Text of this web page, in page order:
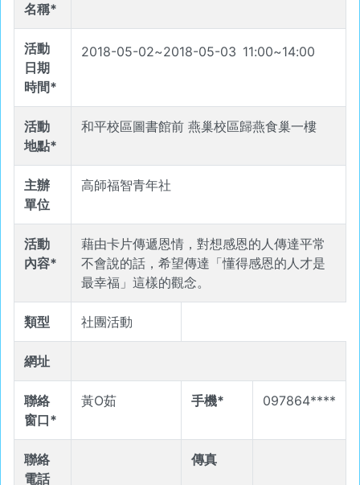
名稱*
活動
日期
時間*
2018-05-02~2018-05-03 11:00~14:00
活動
地點*
和平校區圖書館前 燕巢校區歸燕食巢一樓
主辦
單位
高師福智青年社
活動
內容*
藉由卡片傳遞恩情，對想感恩的人傳達平常
不會說的話，希望傳達「懂得感恩的人才是
最幸福」這樣的觀念。
類型 社團活動
網址
聯絡
窗口*
黃O茹 手機* 097864****
聯絡
電話
傳真